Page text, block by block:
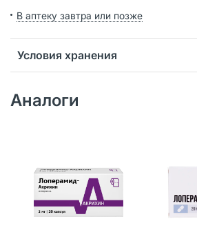
В аптеку завтра или позже
Условия хранения
Аналоги